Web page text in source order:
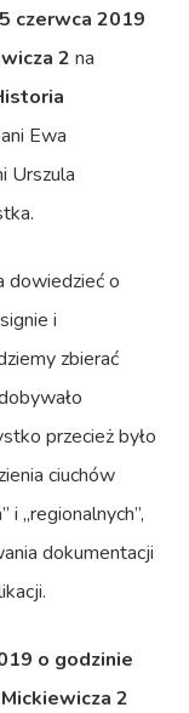
czerwca 2019
2 na
Ewa
Urszula
dowiedzieć o
i
zbierać
przecież było
ciuchów
i „regionalnych”,
dokumentacji
o godzinie
2